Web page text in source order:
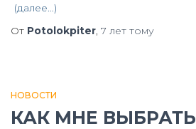
(далее…)
От Potolokpiter, 7 лет тому
НОВОСТИ
КАК МНЕ ВЫБРАТЬ